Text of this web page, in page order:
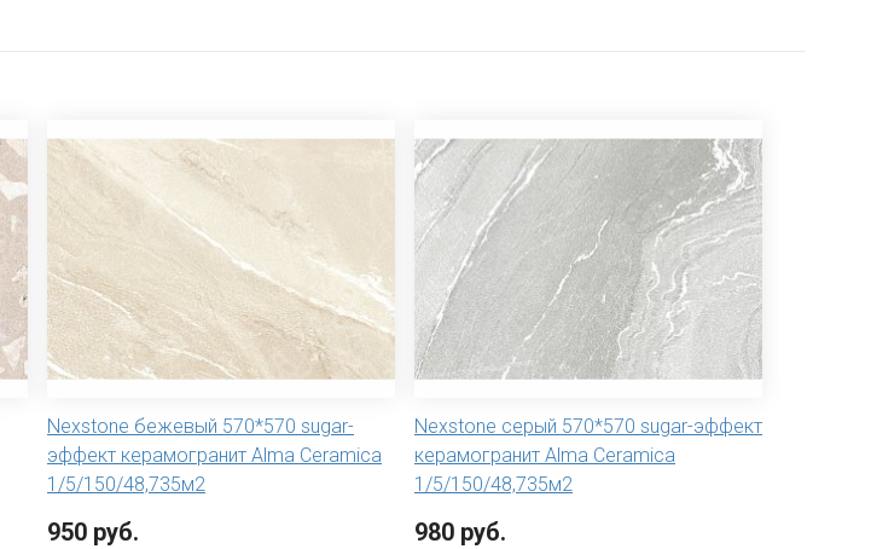
Nexstone бежевый 570*570 sugar-
эффект керамогранит Alma Ceramica
1/5/150/48,735м2
950 руб.
Nexstone серый 570*570 sugar-эффект
керамогранит Alma Ceramica
1/5/150/48,735м2
980 руб.